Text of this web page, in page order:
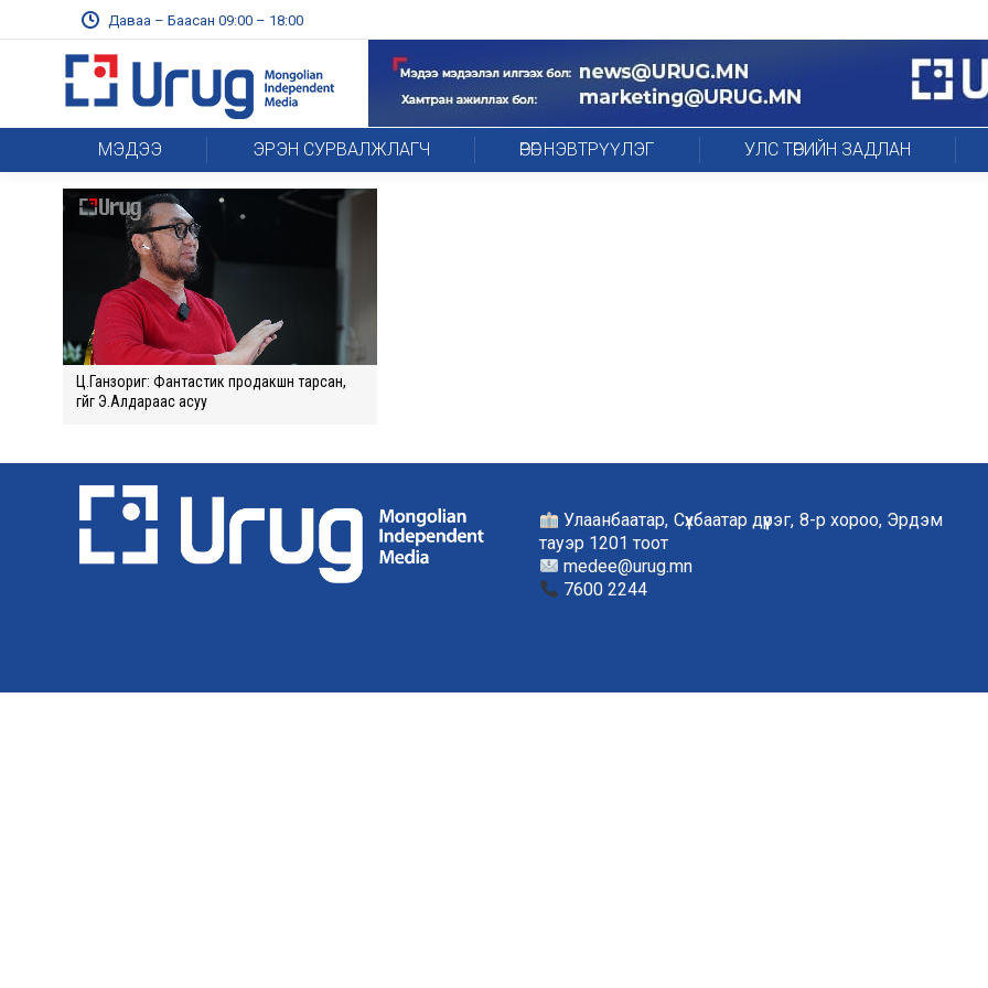
Даваа – Баасан 09:00 – 18:00
МЭДЭЭ ЭРЭН СУРВАЛЖЛАГЧ ӨРӨГ НЭВТРҮҮЛЭГ УЛС ТӨРИЙН ЗАДЛАН
Ц.Ганзориг: Фантастик продакшн тарсан,
үгүйг Э.Алдараас асуу
Улаанбаатар, Сүхбаатар дүүрэг, 8-р хороо, Эрдэм
тауэр 1201 тоот
medee@urug.mn
7600 2244